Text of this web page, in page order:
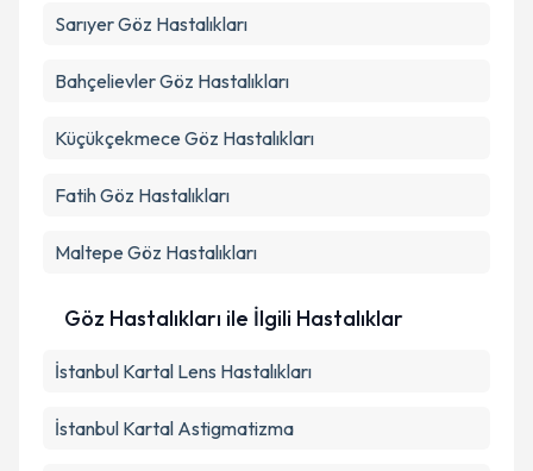
SarıyerGöz Hastalıkları
BahçelievlerGöz Hastalıkları
Küçükçekmece Göz Hastalıkları
FatihGöz Hastalıkları
Maltepe Göz Hastalıkları
Göz Hastalıkları ile İlgili Hastalıklar
İstanbul Kartal Lens Hastalıkları
İstanbul Kartal Astigmatizma